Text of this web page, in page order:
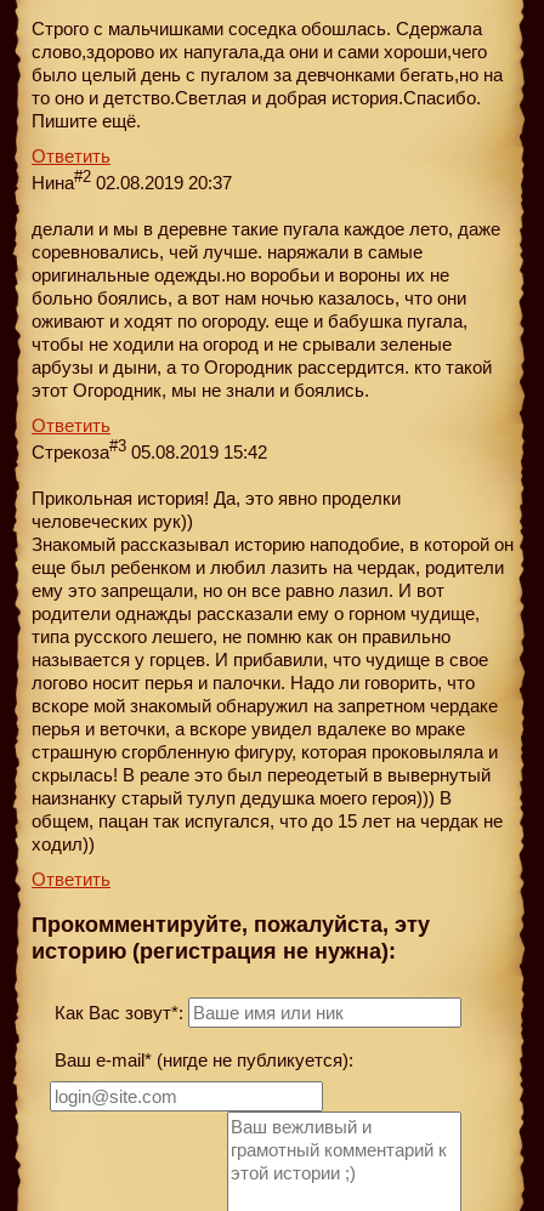
Строго с мальчишками соседка обошлась. Сдержала
слово,здорово их напугала,да они и сами хороши,чего
было целый день с пугалом за девчонками бегать,но на
то оно и детство.Светлая и добрая история.Спасибо.
Пишите ещё.
Ответить
Нина#2 02.08.2019 20:37
делали и мы в деревне такие пугала каждое лето, даже
соревновались, чей лучше. наряжали в самые
оригинальные одежды.но воробьи и вороны их не
больно боялись, а вот нам ночью казалось, что они
оживают и ходят по огороду. еще и бабушка пугала,
чтобы не ходили на огород и не срывали зеленые
арбузы и дыни, а то Огородник рассердится. кто такой
этот Огородник, мы не знали и боялись.
Ответить
Стрекоза#3 05.08.2019 15:42
Прикольная история! Да, это явно проделки
человеческих рук))
Знакомый рассказывал историю наподобие, в которой он
еще был ребенком и любил лазить на чердак, родители
ему это запрещали, но он все равно лазил. И вот
родители однажды рассказали ему о горном чудище,
типа русского лешего, не помню как он правильно
называется у горцев. И прибавили, что чудище в свое
логово носит перья и палочки. Надо ли говорить, что
вскоре мой знакомый обнаружил на запретном чердаке
перья и веточки, а вскоре увидел вдалеке во мраке
страшную сгорбленную фигуру, которая проковыляла и
скрылась! В реале это был переодетый в вывернутый
наизнанку старый тулуп дедушка моего героя))) В
общем, пацан так испугался, что до 15 лет на чердак не
ходил))
Ответить
Прокомментируйте, пожалуйста, эту
историю (регистрация не нужна):
Как Вас зовут*:
Ваш e-mail* (нигде не публикуется):